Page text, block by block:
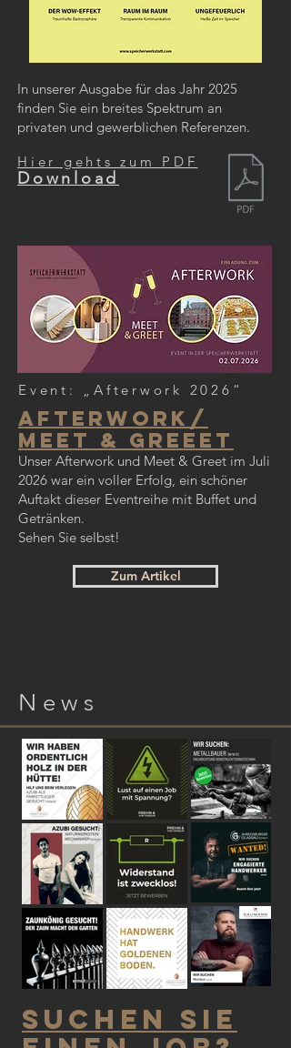
In unserer Ausgabe für das Jahr 2025
finden Sie ein breites Spektrum an
privaten und gewerblichen Referenzen.
Hier gehts zum PDF
Download
Event: „Afterwork 2026“
Afterwork/
Meet & greeet
Unser Afterwork und Meet & Greet im Juli
2026 war ein voller Erfolg, ein schöner
Auftakt dieser Eventreihe mit Buffet und
Getränken.
Sehen Sie selbst!
Zum Artikel
News
Suchen sie